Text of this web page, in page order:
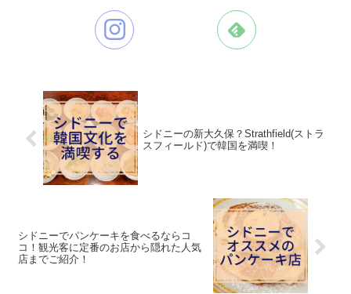
シドニーの新大久保？Strathfield(ストラ
スフィールド)で韓国を満喫！
シドニーでパンケーキを食べるならコ
コ！観光客に定番のお店から隠れた人気
店までご紹介！